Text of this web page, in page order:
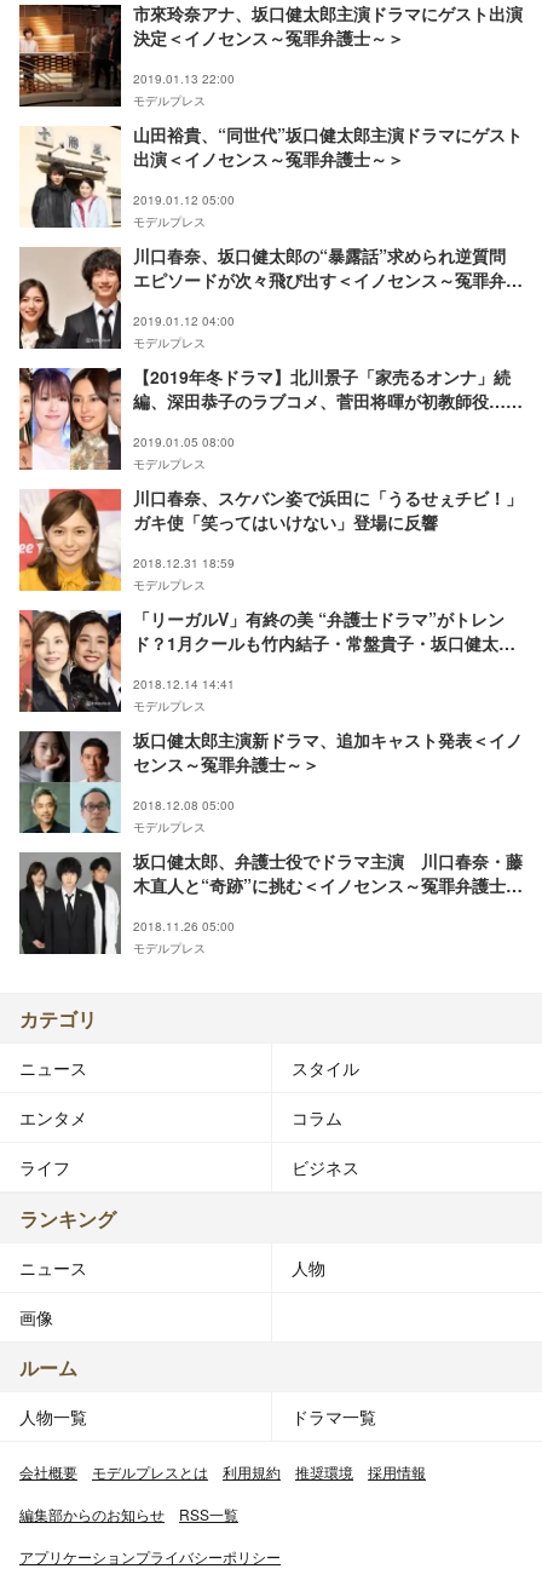
市來玲奈アナ、坂口健太郎主演ドラマにゲスト出演
決定＜イノセンス～冤罪弁護士～＞
2019.01.13 22:00
モデルプレス
山田裕貴、“同世代”坂口健太郎主演ドラマにゲスト
出演＜イノセンス～冤罪弁護士～＞
2019.01.12 05:00
モデルプレス
川口春奈、坂口健太郎の“暴露話”求められ逆質問
エピソードが次々飛び出す＜イノセンス～冤罪弁護
2019.01.12 04:00
モデルプレス
【2019年冬ドラマ】北川景子「家売るオンナ」続
編、深田恭子のラブコメ、菅田将暉が初教師役…あ
2019.01.05 08:00
モデルプレス
川口春奈、スケバン姿で浜田に「うるせぇチビ！」
ガキ使「笑ってはいけない」登場に反響
2018.12.31 18:59
モデルプレス
「リーガルV」有終の美 “弁護士ドラマ”がトレン
ド？1月クールも竹内結子・常盤貴子・坂口健太郎
2018.12.14 14:41
モデルプレス
坂口健太郎主演新ドラマ、追加キャスト発表＜イノ
センス～冤罪弁護士～＞
2018.12.08 05:00
モデルプレス
坂口健太郎、弁護士役でドラマ主演 川口春奈・藤
木直人と“奇跡”に挑む＜イノセンス～冤罪弁護士～
2018.11.26 05:00
モデルプレス
カテゴリ
ニュース スタイル
エンタメ コラム
ライフ ビジネス
ランキング
ニュース 人物
画像
ルーム
人物一覧 ドラマ一覧
会社概要 モデルプレスとは 利用規約 推奨環境 採用情報
編集部からのお知らせ RSS一覧
アプリケーションプライバシーポリシー